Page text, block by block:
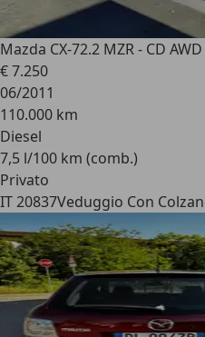
Mazda CX-72.2 MZR - CD
€ 7.250
06/2011
110.000 km
Diesel
7,5 l/100 km (comb.)
Privato
IT 20837Veduggio Con